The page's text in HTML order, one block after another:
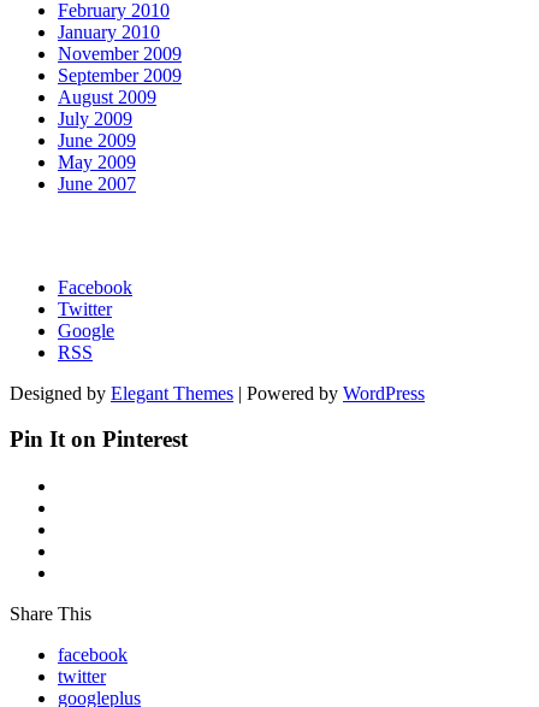
February 2010
January 2010
November 2009
September 2009
August 2009
July 2009
June 2009
May 2009
June 2007
Facebook
Twitter
Google
RSS
Designed by Elegant Themes | Powered by WordPress
Pin It on Pinterest
Share This
facebook
twitter
googleplus